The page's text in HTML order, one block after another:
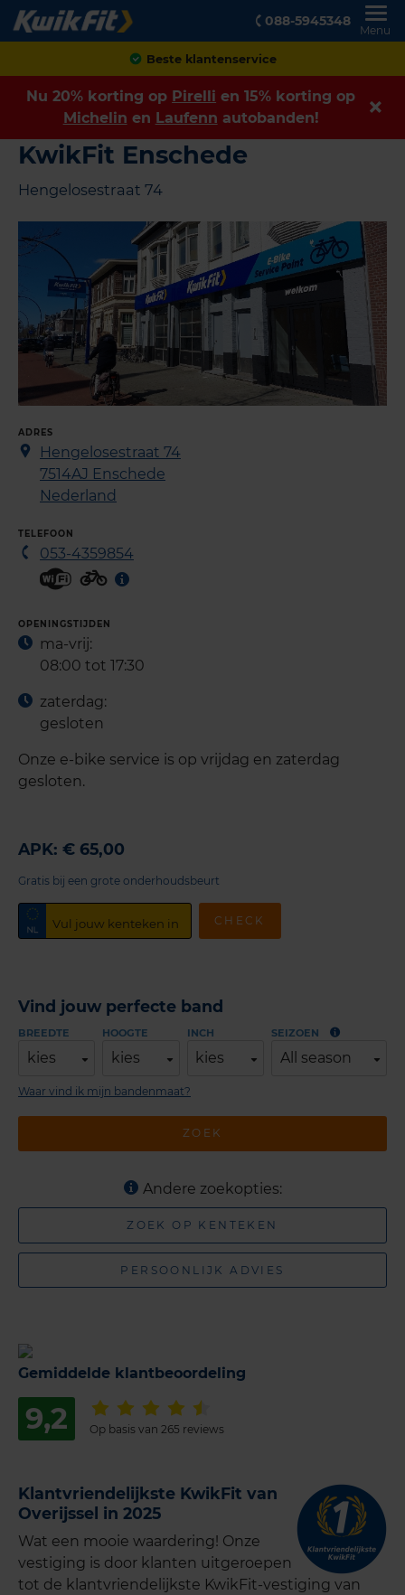
088-5945348
Menu
Achteraf betalen
Nu 20% korting op Pirelli en 15% korting op
Michelin en Laufenn autobanden!
KwikFit Enschede
Hengelosestraat 74
ADRES
Hengelosestraat 74
7514AJ Enschede
Nederland
TELEFOON
053-4359854
OPENINGSTIJDEN
ma-vrij:
08:00 tot 17:30
zaterdag:
gesloten
Onze e-bike service is op vrijdag en zaterdag
gesloten.
APK: € 65,00
Gratis bij een grote onderhoudsbeurt
CHECK
Vind jouw perfecte band
Waar vind ik mijn bandenmaat?
BREEDTE
kies
HOOGTE
kies
INCH
kies
SEIZOEN
All season
ZOEK
Andere zoekopties:
ZOEK OP KENTEKEN
PERSOONLIJK ADVIES
Gemiddelde klantbeoordeling
9,2 Op basis van 265 reviews
Klantvriendelijkste KwikFit van
Overijssel in 2025
Wat een mooie waardering! Onze
vestiging is door klanten uitgeroepen
tot de klantvriendelijkste KwikFit-vestiging van